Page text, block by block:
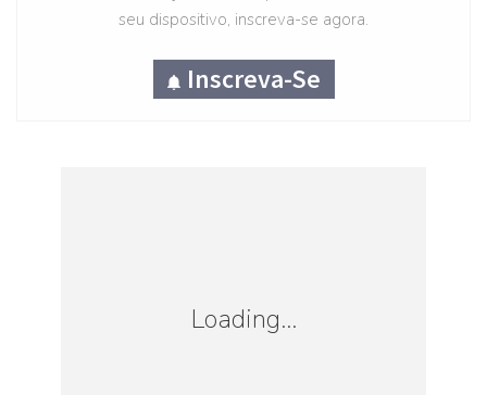
vale a pena pesquisar outras opções e até,
para quem tiver flexibilidade, escolher outro
boas tarifas da Condor e da TAP para várias
cidades do Velho Continente, a partir de R$
seu dispositivo, inscreva-se agora.
Inscreva-Se
Loading...